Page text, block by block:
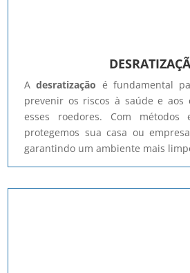
Adesratização é fundamental
prevenir os riscos à saúde e aos
esses roedores. Com métodos
protegemos sua casa ou
garantindo um ambiente mais